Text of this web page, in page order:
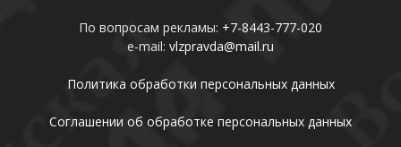
По вопросам рекламы: +7-8443-777-020
e-mail: vlzpravda@mail.ru
Политика обработки персональных данных
Соглашении об обработке персональных данных